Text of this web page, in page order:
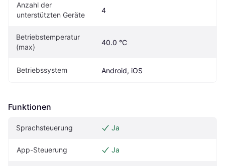
Anzahl der
unterstützten Geräte
4
Betriebstemperatur
(max)
40.0 °C
Betriebssystem Android, iOS
Funktionen
Sprachsteuerung Ja
App-Steuerung Ja